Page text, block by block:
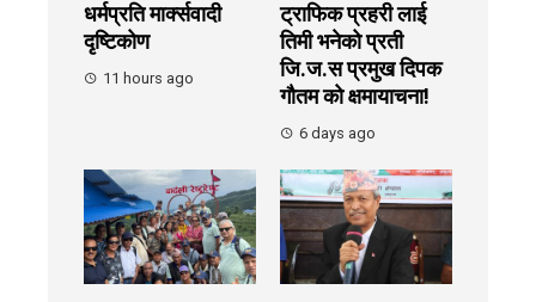
धर्मप्रति मार्क्सवादी
दृष्टिकोण
11 hours ago
ट्राफिक प्रहरी लाई
तिमी भनेको प्रती
जि.ज.स प्रमुख दिपक
गौतम को क्षमायाचना!
6 days ago